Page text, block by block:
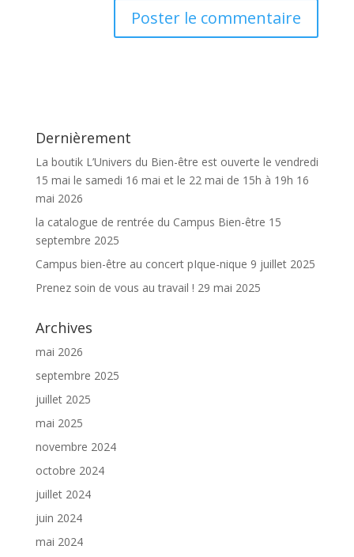
Dernièrement
La boutik L’Univers du Bien-être est ouverte le vendredi
15 mai le samedi 16 mai et le 22 mai de 15h à 19h 16
mai 2026
la catalogue de rentrée du Campus Bien-être 15
septembre 2025
Campus bien-être au concert pIque-nique 9 juillet 2025
Prenez soin de vous au travail ! 29 mai 2025
Archives
mai 2026
septembre 2025
juillet 2025
mai 2025
novembre 2024
octobre 2024
juillet 2024
juin 2024
mai 2024